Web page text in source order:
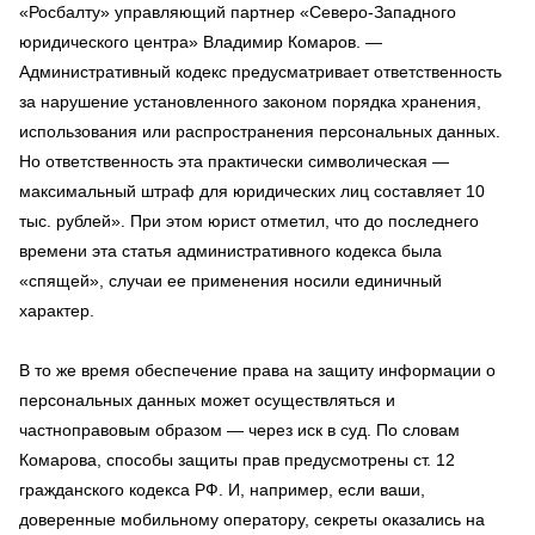
«Росбалту» управляющий партнер «Северо-Западного
юридического центра» Владимир Комаров. —
Административный кодекс предусматривает ответственность
за нарушение установленного законом порядка хранения,
использования или распространения персональных данных.
Но ответственность эта практически символическая —
максимальный штраф для юридических лиц составляет 10
тыс. рублей». При этом юрист отметил, что до последнего
времени эта статья административного кодекса была
«спящей», случаи ее применения носили единичный
характер.
В то же время обеспечение права на защиту информации о
персональных данных может осуществляться и
частноправовым образом — через иск в суд. По словам
Комарова, способы защиты прав предусмотрены ст. 12
гражданского кодекса РФ. И, например, если ваши,
доверенные мобильному оператору, секреты оказались на